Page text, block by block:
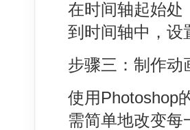
在时间轴起始处
到时间轴中，设
步骤三：制作动
使用Photoshop
需简单地改变每